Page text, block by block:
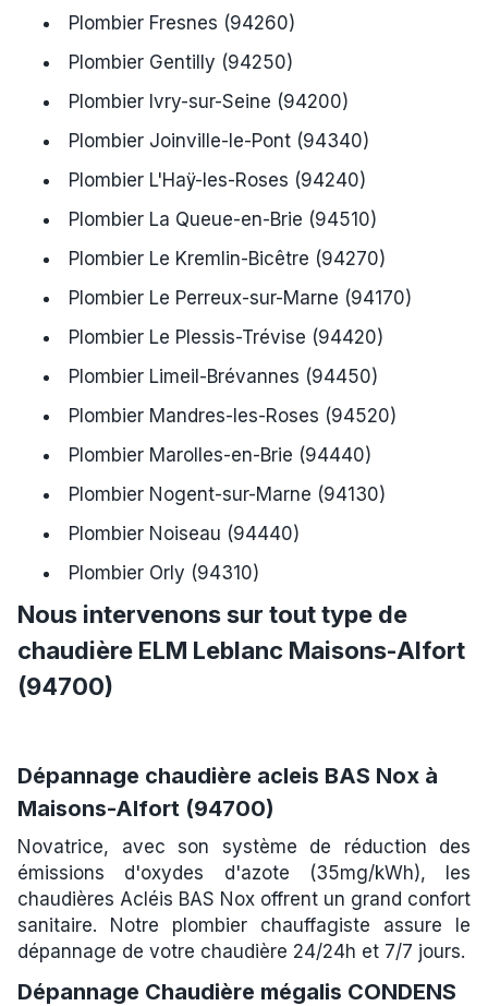
Plombier Fresnes (94260)
Plombier Gentilly (94250)
Plombier Ivry-sur-Seine (94200)
Plombier Joinville-le-Pont (94340)
Plombier L'Haÿ-les-Roses (94240)
Plombier La Queue-en-Brie (94510)
Plombier Le Kremlin-Bicêtre (94270)
Plombier Le Perreux-sur-Marne (94170)
Plombier Le Plessis-Trévise (94420)
Plombier Limeil-Brévannes (94450)
Plombier Mandres-les-Roses (94520)
Plombier Marolles-en-Brie (94440)
Plombier Nogent-sur-Marne (94130)
Plombier Noiseau (94440)
Plombier Orly (94310)
Nous intervenons sur tout type de
chaudière ELM Leblanc Maisons-Alfort
(94700)
Dépannage chaudière acleis BAS Nox à
Maisons-Alfort (94700)
Novatrice, avec son système de réduction des
émissions d'oxydes d'azote (35mg/kWh), les
chaudières Acléis BAS Nox offrent un grand confort
sanitaire. Notre plombier chauffagiste assure le
dépannage de votre chaudière 24/24h et 7/7 jours.
Dépannage Chaudière mégalis CONDENS